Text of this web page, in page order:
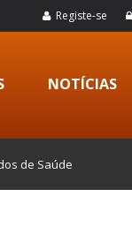
Registe-se
NOTÍCIAS
de Saúde